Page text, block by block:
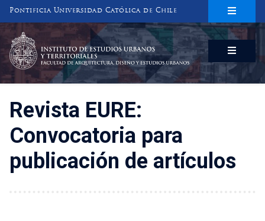
Pontificia Universidad Católica de Chile
INSTITUTO DE ESTUDIOS URBANOS
Y TERRITORIALES
FACULTAD DE ARQUITECTURA, DISEÑO Y ESTUDIOS URBANOS
Revista EURE:
Convocatoria para
publicación de artículos